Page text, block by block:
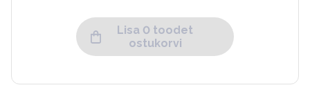
Lisa 0 toodet
ostukorvi